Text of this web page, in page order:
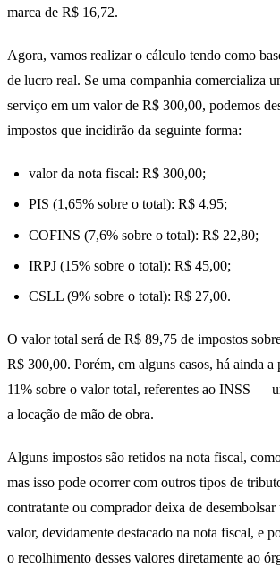
marca de R$ 16,72.
Agora, vamos realizar o cálculo tendo como
de lucro real. Se uma companhia comercializa
serviço em um valor de R$ 300,00, podemos
impostos que incidirão da seguinte forma:
valor da nota fiscal: R$ 300,00;
PIS (1,65% sobre o total): R$ 4,95;
COFINS (7,6% sobre o total): R$ 22,80;
IRPJ (15% sobre o total): R$ 45,00;
CSLL (9% sobre o total): R$ 27,00.
O valor total será de R$ 89,75 de impostos
R$ 300,00. Porém, em alguns casos, há ainda a
11% sobre o valor total, referentes ao INSS —
a locação de mão de obra.
Alguns impostos são retidos na nota fiscal,
mas isso pode ocorrer com outros tipos de
contratante ou comprador deixa de
valor, devidamente destacado na nota fiscal, e
o recolhimento desses valores diretamente ao